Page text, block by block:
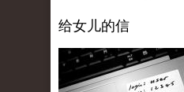
给女儿的信